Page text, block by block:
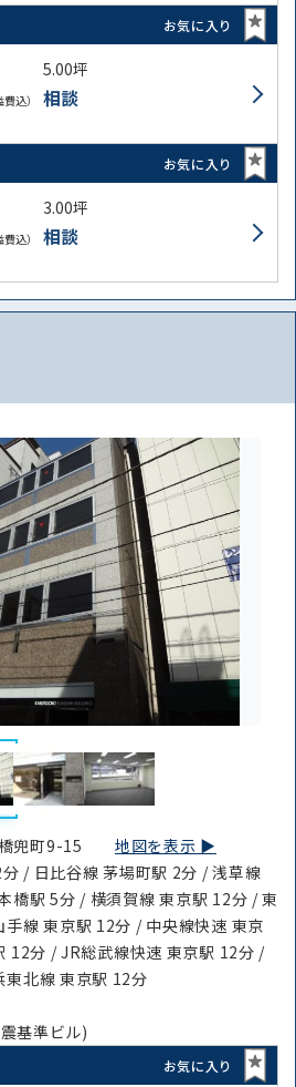
お気に入り
5.00坪
込） 相談
お気に入り
3.00坪
込） 相談
橋兜町9-15地図を表示 ▶︎
/ 日比谷線 茅場町駅 2分 / 浅草線
橋駅 5分 / 横須賀線 東京駅 12分 / 東
線 東京駅 12分 / 中央線快速 東京
12分 / JR総武線快速 東京駅 12分 /
北線 東京駅 12分
基準ビル)
お気に入り